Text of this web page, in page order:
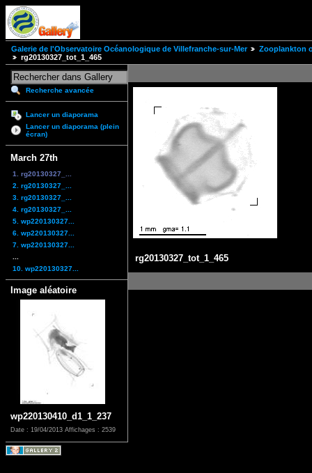
Galerie de l'Observatoire Océanologique de Villefranche-sur-Mer
Zooplankton
rg20130327_tot_1_465
Recherche avancée
Lancer un diaporama
Lancer un diaporama (plein
écran)
March 27th
1. rg20130327_...
2. rg20130327_...
3. rg20130327_...
4. rg20130327_...
5. wp220130327...
6. wp220130327...
7. wp220130327...
10. wp220130327...
Image aléatoire
wp220130410_d1_1_237
Date : 19/04/2013 Affichages : 2539
rg20130327_tot_1_465